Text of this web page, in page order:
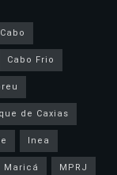
Cabo Frio
de Caxias
Inea
Maricá
MPRJ